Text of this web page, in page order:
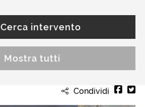
Cerca intervento
Mostra tutti
Condividi